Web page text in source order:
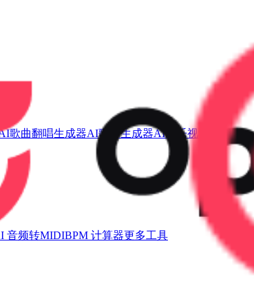
歌曲翻唱生成器AI歌声生成器AI音乐视频
音频转MIDIBPM 计算器更多工具